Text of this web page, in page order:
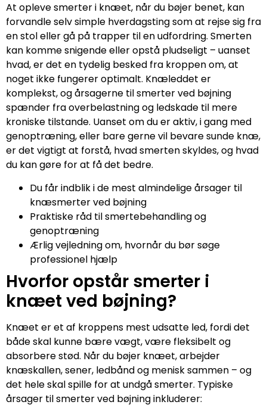
At opleve smerter i knæet, når du bøjer benet, kan
forvandle selv simple hverdagsting som at rejse sig fra
en stol eller gå på trapper til en udfordring. Smerten
kan komme snigende eller opstå pludseligt – uanset
hvad, er det en tydelig besked fra kroppen om, at
noget ikke fungerer optimalt. Knæleddet er
komplekst, og årsagerne til smerter ved bøjning
spænder fra overbelastning og ledskade til mere
kroniske tilstande. Uanset om du er aktiv, i gang med
genoptræning, eller bare gerne vil bevare sunde knæ,
er det vigtigt at forstå, hvad smerten skyldes, og hvad
du kan gøre for at få det bedre.
Du får indblik i de mest almindelige årsager til
knæsmerter ved bøjning
Praktiske råd til smertebehandling og
genoptræning
Ærlig vejledning om, hvornår du bør søge
professionel hjælp
Hvorfor opstår smerter i
knæet ved bøjning?
Knæet er et af kroppens mest udsatte led, fordi det
både skal kunne bære vægt, være fleksibelt og
absorbere stød. Når du bøjer knæet, arbejder
knæskallen, sener, ledbånd og menisk sammen – og
det hele skal spille for at undgå smerter. Typiske
årsager til smerter ved bøjning inkluderer: